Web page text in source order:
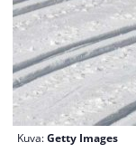
Kuva:Getty Images